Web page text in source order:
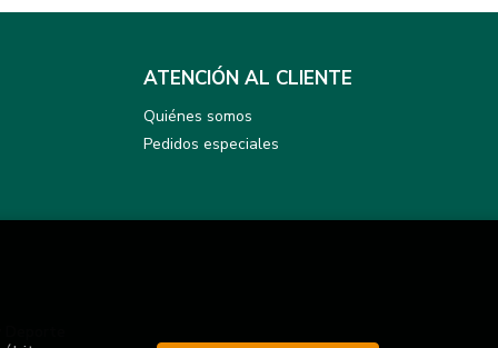
ATENCIÓN AL CLIENTE
Quiénes somos
Pedidos especiales